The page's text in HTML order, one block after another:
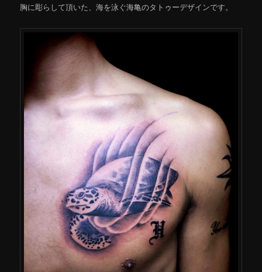
胸に彫らして頂いた、海を泳ぐ海亀のタトゥーデザインです。